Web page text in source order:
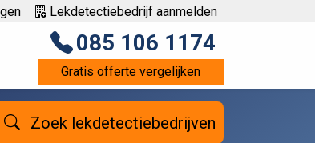
Lekdetectiebedrijf aanmelden
085 106 1174
Gratis offerte vergelijken
Zoek lekdetectiebedrijven